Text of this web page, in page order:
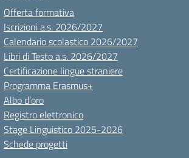
Offerta formativa
Iscrizioni a.s. 2026/2027
Calendario scolastico 2026/2027
Libri di Testo a.s. 2026/2027
Certificazione lingue straniere
Programma Erasmus+
Albo d’oro
Registro elettronico
Stage Linguistico 2025-2026
Schede progetti